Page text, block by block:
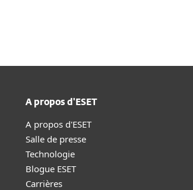
A propos d'ESET
A propos d'ESET
Salle de presse
Technologie
Blogue ESET
Carrières